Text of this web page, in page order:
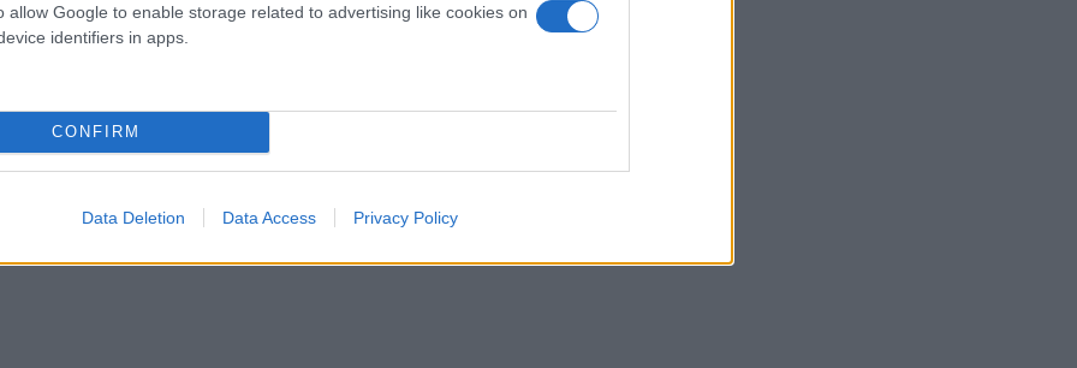
allow Google to enable storage related to advertising like cookies on
identifiers in apps.
CONFIRM
Data Deletion Data Access Privacy Policy
Όμως, πιστεύω επίσης πως θα υπάρξουν κάποιοι που θα
χαρακτηριστικά.